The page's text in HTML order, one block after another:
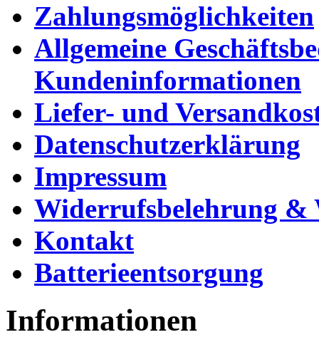
Zahlungsmöglichkeiten
Allgemeine
Kundeninformationen
Liefer- und
Datenschutzerklärung
Impressum
Widerrufsbelehrung
Kontakt
Batterieentsorgung
Informationen